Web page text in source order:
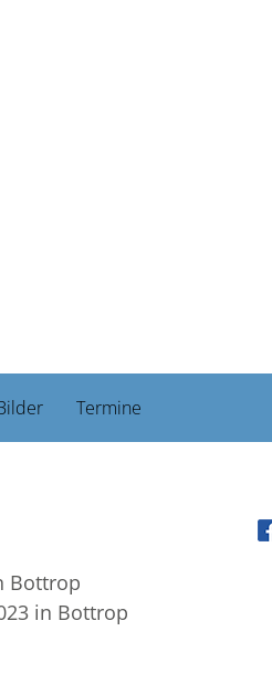
Termine
Bottrop
in Bottrop